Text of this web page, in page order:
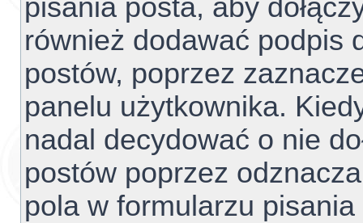
pisania posta, aby
również dodawać podpis
postów, poprzez
panelu użytkownika.
nadal decydować o nie
postów poprzez
pola w formularzu